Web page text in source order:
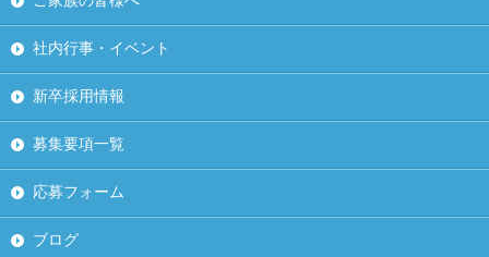
社内行事・イベント
新卒採用情報
募集要項一覧
応募フォーム
ブログ